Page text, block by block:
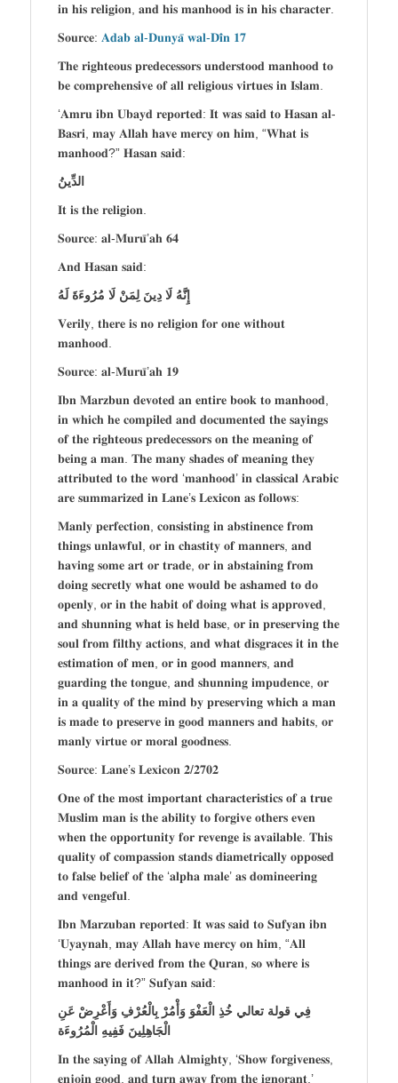
𝐢𝐧 𝐡𝐢𝐬 𝐫𝐞𝐥𝐢𝐠𝐢𝐨𝐧, 𝐚𝐧𝐝 𝐡𝐢𝐬 𝐦𝐚𝐧𝐡𝐨𝐨𝐝 𝐢𝐬 𝐢𝐧 𝐡𝐢𝐬 𝐜𝐡𝐚𝐫𝐚𝐜𝐭𝐞𝐫.
𝐒𝐨𝐮𝐫𝐜𝐞: 𝐀𝐝𝐚𝐛 𝐚𝐥-𝐃𝐮𝐧𝐲𝐚̄ 𝐰𝐚𝐥-𝐃𝐢̄𝐧 𝟏𝟕
𝐓𝐡𝐞 𝐫𝐢𝐠𝐡𝐭𝐞𝐨𝐮𝐬 𝐩𝐫𝐞𝐝𝐞𝐜𝐞𝐬𝐬𝐨𝐫𝐬 𝐮𝐧𝐝𝐞𝐫𝐬𝐭𝐨𝐨𝐝 𝐦𝐚𝐧𝐡𝐨𝐨𝐝 𝐭𝐨
𝐛𝐞 𝐜𝐨𝐦𝐩𝐫𝐞𝐡𝐞𝐧𝐬𝐢𝐯𝐞 𝐨𝐟 𝐚𝐥𝐥 𝐫𝐞𝐥𝐢𝐠𝐢𝐨𝐮𝐬 𝐯𝐢𝐫𝐭𝐮𝐞𝐬 𝐢𝐧 𝐈𝐬𝐥𝐚𝐦.
‘𝐀𝐦𝐫𝐮 𝐢𝐛𝐧 𝐔𝐛𝐚𝐲𝐝 𝐫𝐞𝐩𝐨𝐫𝐭𝐞𝐝: 𝐈𝐭 𝐰𝐚𝐬 𝐬𝐚𝐢𝐝 𝐭𝐨 𝐇𝐚𝐬𝐚𝐧 𝐚𝐥-
𝐁𝐚𝐬𝐫𝐢, 𝐦𝐚𝐲 𝐀𝐥𝐥𝐚𝐡 𝐡𝐚𝐯𝐞 𝐦𝐞𝐫𝐜𝐲 𝐨𝐧 𝐡𝐢𝐦, “𝐖𝐡𝐚𝐭 𝐢𝐬
𝐦𝐚𝐧𝐡𝐨𝐨𝐝?” 𝐇𝐚𝐬𝐚𝐧 𝐬𝐚𝐢𝐝:
الدِّينُ
𝐈𝐭 𝐢𝐬 𝐭𝐡𝐞 𝐫𝐞𝐥𝐢𝐠𝐢𝐨𝐧.
𝐒𝐨𝐮𝐫𝐜𝐞: 𝐚𝐥-𝐌𝐮𝐫𝐮̄’𝐚𝐡 𝟔𝟒
𝐀𝐧𝐝 𝐇𝐚𝐬𝐚𝐧 𝐬𝐚𝐢𝐝:
إِنَّهُ لَا دِينَ لِمَنْ لَا مُرُوءَةَ لَهُ
𝐕𝐞𝐫𝐢𝐥𝐲, 𝐭𝐡𝐞𝐫𝐞 𝐢𝐬 𝐧𝐨 𝐫𝐞𝐥𝐢𝐠𝐢𝐨𝐧 𝐟𝐨𝐫 𝐨𝐧𝐞 𝐰𝐢𝐭𝐡𝐨𝐮𝐭
𝐦𝐚𝐧𝐡𝐨𝐨𝐝.
𝐒𝐨𝐮𝐫𝐜𝐞: 𝐚𝐥-𝐌𝐮𝐫𝐮̄’𝐚𝐡 𝟏𝟗
𝐈𝐛𝐧 𝐌𝐚𝐫𝐳𝐛𝐮𝐧 𝐝𝐞𝐯𝐨𝐭𝐞𝐝 𝐚𝐧 𝐞𝐧𝐭𝐢𝐫𝐞 𝐛𝐨𝐨𝐤 𝐭𝐨 𝐦𝐚𝐧𝐡𝐨𝐨𝐝,
𝐢𝐧 𝐰𝐡𝐢𝐜𝐡 𝐡𝐞 𝐜𝐨𝐦𝐩𝐢𝐥𝐞𝐝 𝐚𝐧𝐝 𝐝𝐨𝐜𝐮𝐦𝐞𝐧𝐭𝐞𝐝 𝐭𝐡𝐞 𝐬𝐚𝐲𝐢𝐧𝐠𝐬
𝐨𝐟 𝐭𝐡𝐞 𝐫𝐢𝐠𝐡𝐭𝐞𝐨𝐮𝐬 𝐩𝐫𝐞𝐝𝐞𝐜𝐞𝐬𝐬𝐨𝐫𝐬 𝐨𝐧 𝐭𝐡𝐞 𝐦𝐞𝐚𝐧𝐢𝐧𝐠 𝐨𝐟
𝐛𝐞𝐢𝐧𝐠 𝐚 𝐦𝐚𝐧. 𝐓𝐡𝐞 𝐦𝐚𝐧𝐲 𝐬𝐡𝐚𝐝𝐞𝐬 𝐨𝐟 𝐦𝐞𝐚𝐧𝐢𝐧𝐠 𝐭𝐡𝐞𝐲
𝐚𝐭𝐭𝐫𝐢𝐛𝐮𝐭𝐞𝐝 𝐭𝐨 𝐭𝐡𝐞 𝐰𝐨𝐫𝐝 ‘𝐦𝐚𝐧𝐡𝐨𝐨𝐝’ 𝐢𝐧 𝐜𝐥𝐚𝐬𝐬𝐢𝐜𝐚𝐥 𝐀𝐫𝐚𝐛𝐢𝐜
𝐚𝐫𝐞 𝐬𝐮𝐦𝐦𝐚𝐫𝐢𝐳𝐞𝐝 𝐢𝐧 𝐋𝐚𝐧𝐞’𝐬 𝐋𝐞𝐱𝐢𝐜𝐨𝐧 𝐚𝐬 𝐟𝐨𝐥𝐥𝐨𝐰𝐬:
𝐌𝐚𝐧𝐥𝐲 𝐩𝐞𝐫𝐟𝐞𝐜𝐭𝐢𝐨𝐧, 𝐜𝐨𝐧𝐬𝐢𝐬𝐭𝐢𝐧𝐠 𝐢𝐧 𝐚𝐛𝐬𝐭𝐢𝐧𝐞𝐧𝐜𝐞 𝐟𝐫𝐨𝐦
𝐭𝐡𝐢𝐧𝐠𝐬 𝐮𝐧𝐥𝐚𝐰𝐟𝐮𝐥, 𝐨𝐫 𝐢𝐧 𝐜𝐡𝐚𝐬𝐭𝐢𝐭𝐲 𝐨𝐟 𝐦𝐚𝐧𝐧𝐞𝐫𝐬, 𝐚𝐧𝐝
𝐡𝐚𝐯𝐢𝐧𝐠 𝐬𝐨𝐦𝐞 𝐚𝐫𝐭 𝐨𝐫 𝐭𝐫𝐚𝐝𝐞, 𝐨𝐫 𝐢𝐧 𝐚𝐛𝐬𝐭𝐚𝐢𝐧𝐢𝐧𝐠 𝐟𝐫𝐨𝐦
𝐝𝐨𝐢𝐧𝐠 𝐬𝐞𝐜𝐫𝐞𝐭𝐥𝐲 𝐰𝐡𝐚𝐭 𝐨𝐧𝐞 𝐰𝐨𝐮𝐥𝐝 𝐛𝐞 𝐚𝐬𝐡𝐚𝐦𝐞𝐝 𝐭𝐨 𝐝𝐨
𝐨𝐩𝐞𝐧𝐥𝐲, 𝐨𝐫 𝐢𝐧 𝐭𝐡𝐞 𝐡𝐚𝐛𝐢𝐭 𝐨𝐟 𝐝𝐨𝐢𝐧𝐠 𝐰𝐡𝐚𝐭 𝐢𝐬 𝐚𝐩𝐩𝐫𝐨𝐯𝐞𝐝,
𝐚𝐧𝐝 𝐬𝐡𝐮𝐧𝐧𝐢𝐧𝐠 𝐰𝐡𝐚𝐭 𝐢𝐬 𝐡𝐞𝐥𝐝 𝐛𝐚𝐬𝐞, 𝐨𝐫 𝐢𝐧 𝐩𝐫𝐞𝐬𝐞𝐫𝐯𝐢𝐧𝐠 𝐭𝐡𝐞
𝐬𝐨𝐮𝐥 𝐟𝐫𝐨𝐦 𝐟𝐢𝐥𝐭𝐡𝐲 𝐚𝐜𝐭𝐢𝐨𝐧𝐬, 𝐚𝐧𝐝 𝐰𝐡𝐚𝐭 𝐝𝐢𝐬𝐠𝐫𝐚𝐜𝐞𝐬 𝐢𝐭 𝐢𝐧 𝐭𝐡𝐞
𝐞𝐬𝐭𝐢𝐦𝐚𝐭𝐢𝐨𝐧 𝐨𝐟 𝐦𝐞𝐧, 𝐨𝐫 𝐢𝐧 𝐠𝐨𝐨𝐝 𝐦𝐚𝐧𝐧𝐞𝐫𝐬, 𝐚𝐧𝐝
𝐠𝐮𝐚𝐫𝐝𝐢𝐧𝐠 𝐭𝐡𝐞 𝐭𝐨𝐧𝐠𝐮𝐞, 𝐚𝐧𝐝 𝐬𝐡𝐮𝐧𝐧𝐢𝐧𝐠 𝐢𝐦𝐩𝐮𝐝𝐞𝐧𝐜𝐞, 𝐨𝐫
𝐢𝐧 𝐚 𝐪𝐮𝐚𝐥𝐢𝐭𝐲 𝐨𝐟 𝐭𝐡𝐞 𝐦𝐢𝐧𝐝 𝐛𝐲 𝐩𝐫𝐞𝐬𝐞𝐫𝐯𝐢𝐧𝐠 𝐰𝐡𝐢𝐜𝐡 𝐚 𝐦𝐚𝐧
𝐢𝐬 𝐦𝐚𝐝𝐞 𝐭𝐨 𝐩𝐫𝐞𝐬𝐞𝐫𝐯𝐞 𝐢𝐧 𝐠𝐨𝐨𝐝 𝐦𝐚𝐧𝐧𝐞𝐫𝐬 𝐚𝐧𝐝 𝐡𝐚𝐛𝐢𝐭𝐬, 𝐨𝐫
𝐦𝐚𝐧𝐥𝐲 𝐯𝐢𝐫𝐭𝐮𝐞 𝐨𝐫 𝐦𝐨𝐫𝐚𝐥 𝐠𝐨𝐨𝐝𝐧𝐞𝐬𝐬.
𝐒𝐨𝐮𝐫𝐜𝐞: 𝐋𝐚𝐧𝐞’𝐬 𝐋𝐞𝐱𝐢𝐜𝐨𝐧 𝟐/𝟐𝟕𝟎𝟐
𝐎𝐧𝐞 𝐨𝐟 𝐭𝐡𝐞 𝐦𝐨𝐬𝐭 𝐢𝐦𝐩𝐨𝐫𝐭𝐚𝐧𝐭 𝐜𝐡𝐚𝐫𝐚𝐜𝐭𝐞𝐫𝐢𝐬𝐭𝐢𝐜𝐬 𝐨𝐟 𝐚 𝐭𝐫𝐮𝐞
𝐌𝐮𝐬𝐥𝐢𝐦 𝐦𝐚𝐧 𝐢𝐬 𝐭𝐡𝐞 𝐚𝐛𝐢𝐥𝐢𝐭𝐲 𝐭𝐨 𝐟𝐨𝐫𝐠𝐢𝐯𝐞 𝐨𝐭𝐡𝐞𝐫𝐬 𝐞𝐯𝐞𝐧
𝐰𝐡𝐞𝐧 𝐭𝐡𝐞 𝐨𝐩𝐩𝐨𝐫𝐭𝐮𝐧𝐢𝐭𝐲 𝐟𝐨𝐫 𝐫𝐞𝐯𝐞𝐧𝐠𝐞 𝐢𝐬 𝐚𝐯𝐚𝐢𝐥𝐚𝐛𝐥𝐞. 𝐓𝐡𝐢𝐬
𝐪𝐮𝐚𝐥𝐢𝐭𝐲 𝐨𝐟 𝐜𝐨𝐦𝐩𝐚𝐬𝐬𝐢𝐨𝐧 𝐬𝐭𝐚𝐧𝐝𝐬 𝐝𝐢𝐚𝐦𝐞𝐭𝐫𝐢𝐜𝐚𝐥𝐥𝐲 𝐨𝐩𝐩𝐨𝐬𝐞𝐝
𝐭𝐨 𝐟𝐚𝐥𝐬𝐞 𝐛𝐞𝐥𝐢𝐞𝐟 𝐨𝐟 𝐭𝐡𝐞 ‘𝐚𝐥𝐩𝐡𝐚 𝐦𝐚𝐥𝐞’ 𝐚𝐬 𝐝𝐨𝐦𝐢𝐧𝐞𝐞𝐫𝐢𝐧𝐠
𝐚𝐧𝐝 𝐯𝐞𝐧𝐠𝐞𝐟𝐮𝐥.
𝐈𝐛𝐧 𝐌𝐚𝐫𝐳𝐮𝐛𝐚𝐧 𝐫𝐞𝐩𝐨𝐫𝐭𝐞𝐝: 𝐈𝐭 𝐰𝐚𝐬 𝐬𝐚𝐢𝐝 𝐭𝐨 𝐒𝐮𝐟𝐲𝐚𝐧 𝐢𝐛𝐧
‘𝐔𝐲𝐚𝐲𝐧𝐚𝐡, 𝐦𝐚𝐲 𝐀𝐥𝐥𝐚𝐡 𝐡𝐚𝐯𝐞 𝐦𝐞𝐫𝐜𝐲 𝐨𝐧 𝐡𝐢𝐦, “𝐀𝐥𝐥
𝐭𝐡𝐢𝐧𝐠𝐬 𝐚𝐫𝐞 𝐝𝐞𝐫𝐢𝐯𝐞𝐝 𝐟𝐫𝐨𝐦 𝐭𝐡𝐞 𝐐𝐮𝐫𝐚𝐧, 𝐬𝐨 𝐰𝐡𝐞𝐫𝐞 𝐢𝐬
𝐦𝐚𝐧𝐡𝐨𝐨𝐝 𝐢𝐧 𝐢𝐭?” 𝐒𝐮𝐟𝐲𝐚𝐧 𝐬𝐚𝐢𝐝:
فِي قولة تعالي خُذِ الْعَفْوَ وَأْمُرْ بِالْعُرْفِ وَأَعْرِضْ عَنِ
الْجَاهِلِينَ فَفِيهِ الْمُرُوءَة
𝐈𝐧 𝐭𝐡𝐞 𝐬𝐚𝐲𝐢𝐧𝐠 𝐨𝐟 𝐀𝐥𝐥𝐚𝐡 𝐀𝐥𝐦𝐢𝐠𝐡𝐭𝐲, ‘𝐒𝐡𝐨𝐰 𝐟𝐨𝐫𝐠𝐢𝐯𝐞𝐧𝐞𝐬𝐬,
𝐞𝐧𝐣𝐨𝐢𝐧 𝐠𝐨𝐨𝐝, 𝐚𝐧𝐝 𝐭𝐮𝐫𝐧 𝐚𝐰𝐚𝐲 𝐟𝐫𝐨𝐦 𝐭𝐡𝐞 𝐢𝐠𝐧𝐨𝐫𝐚𝐧𝐭,’